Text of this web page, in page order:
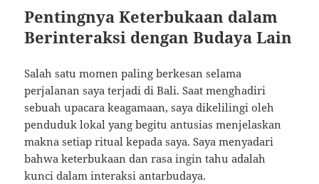
Pentingnya Keterbukaan dalam
Berinteraksi dengan Budaya Lain
Salah satu momen paling berkesan selama
perjalanan saya terjadi di Bali. Saat menghadiri
sebuah upacara keagamaan, saya dikelilingi oleh
penduduk lokal yang begitu antusias menjelaskan
makna setiap ritual kepada saya. Saya menyadari
bahwa keterbukaan dan rasa ingin tahu adalah
kunci dalam interaksi antarbudaya.